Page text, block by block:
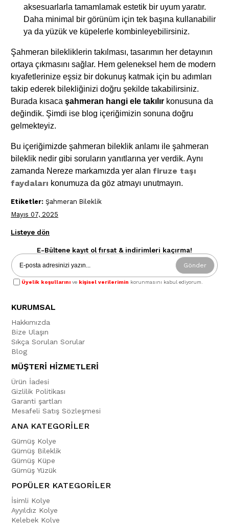
aksesuarlarla tamamlamak estetik bir uyum yaratır.
Daha minimal bir görünüm için tek başına kullanabilir
ya da yüzük ve küpelerle kombinleyebilirsiniz.
Şahmeran bilekliklerin takılması, tasarımın her detayının
ortaya çıkmasını sağlar. Hem geleneksel hem de modern
kıyafetlerinize eşsiz bir dokunuş katmak için bu adımları
takip ederek bilekliğinizi doğru şekilde takabilirsiniz.
Burada kısaca şahmeran hangi ele takılır konusuna da
değindik. Şimdi ise blog içeriğimizin sonuna doğru
gelmekteyiz.
Bu içeriğimizde şahmeran bileklik anlamı ile şahmeran
bileklik nedir gibi soruların yanıtlarına yer verdik. Aynı
zamanda Nereze markamızda yer alan firuze taşı
faydaları konumuza da göz atmayı unutmayın.
Etiketler: Şahmeran Bileklik
Mayıs 07, 2025
Listeye dön
E-Bültene kayıt ol fırsat & indirimleri kaçırma!
Gönder
Üyelik koşullarını ve kişisel verilerimin korunmasını kabul ediyorum.
KURUMSAL
Hakkımızda
Bize Ulaşın
Sıkça Sorulan Sorular
Blog
MÜŞTERİ HİZMETLERİ
Ürün İadesi
Gizlilik Politikası
Garanti şartları
Mesafeli Satış Sözleşmesi
ANA KATEGORİLER
Gümüş Kolye
Gümüş Bileklik
Gümüş Küpe
Gümüş Yüzük
POPÜLER KATEGORİLER
İsimli Kolye
Ayyıldız Kolye
Kelebek Kolye